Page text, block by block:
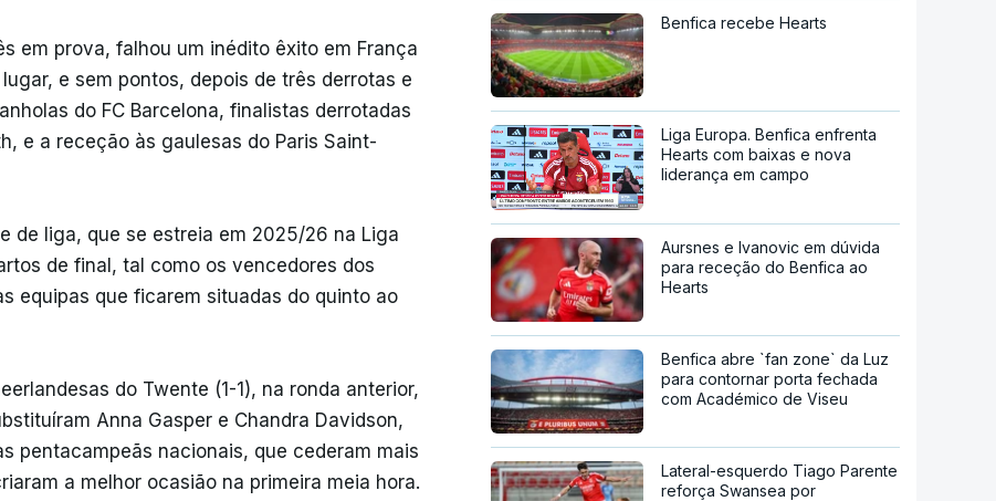
em prova, falhou um inédito êxito em França
e sem pontos, depois de três derrotas e
do FC Barcelona, finalistas derrotadas
e a receção às gaulesas do Paris Saint-
de liga, que se estreia em 2025/26 na Liga
de final, tal como os vencedores dos
equipas que ficarem situadas do quinto ao
do Twente (1-1), na ronda anterior,
Anna Gasper e Chandra Davidson,
pentacampeãs nacionais, que cederam mais
a melhor ocasião na primeira meia hora.
Benfica recebe Hearts
Liga Europa. Benfica enfrenta
Hearts com baixas e nova
liderança em campo
Aursnes e Ivanovic em dúvida
para receção do Benfica ao
Hearts
Benfica abre `fan zone` da Luz
para contornar porta fechada
com Académico de Viseu
Lateral-esquerdo Tiago Parente
reforça Swansea por